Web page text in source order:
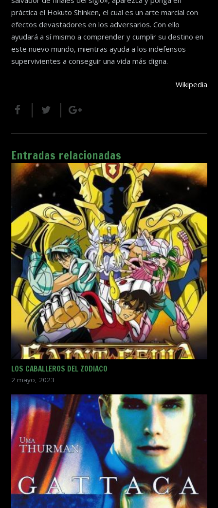
práctica el Hokuto Shinken, el cual es un arte marcial con
efectos devastadores en los adversarios. Con ello
ayudará a sí mismo a comprender y cumplir su destino en
este nuevo mundo, mientras ayuda a los indefensos
supervivientes a conseguir una vida más digna.
Wikipedia
Entradas relacionadas
LOS CABALLEROS DEL ZODIACO
2 mayo, 2023